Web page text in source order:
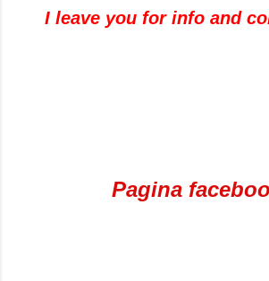
I leave youfor info and
Pagina